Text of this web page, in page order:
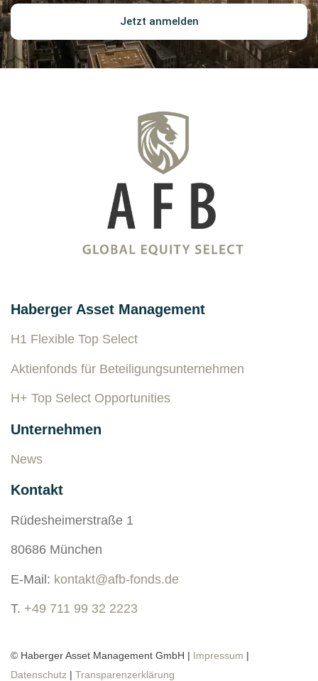
Jetzt anmelden
Haberger Asset Management
H1 Flexible Top Select
Aktienfonds für Beteiligungsunternehmen
H+ Top Select Opportunities
Unternehmen
News
Kontakt
Rüdesheimerstraße 1
80686 München
E-Mail: kontakt@afb-fonds.de
T. +49 711 99 32 2223
© Haberger Asset Management GmbH | Impressum |
Datenschutz | Transparenzerklärung